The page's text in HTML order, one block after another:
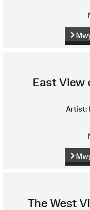
East View
Artist:
The West